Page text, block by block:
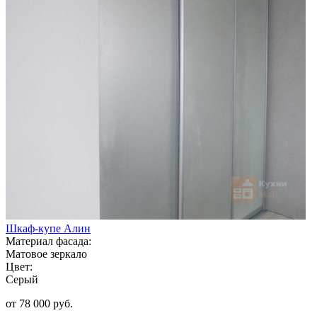
Шкаф-купе Алин
Материал фасада:
Матовое зеркало
Цвет:
Серый
от 78 000 руб.